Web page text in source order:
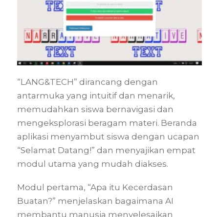
“LANG&TECH” dirancang dengan
antarmuka yang intuitif dan menarik,
memudahkan siswa bernavigasi dan
mengeksplorasi beragam materi. Beranda
aplikasi menyambut siswa dengan ucapan
“Selamat Datang!” dan menyajikan empat
modul utama yang mudah diakses.
Modul pertama, “Apa itu Kecerdasan
Buatan?” menjelaskan bagaimana AI
membantu manusia menyelesaikan